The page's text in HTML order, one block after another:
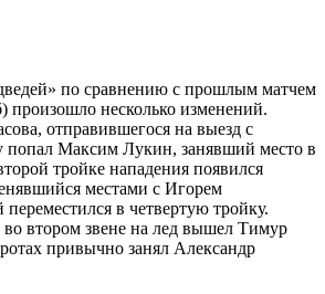
по сравнению с прошлым матчем
произошло несколько изменений.
отправившегося на выезд с
попал Максим Лукин, занявший место в
тройке нападения появился
местами с Игорем
в четвертую тройку.
втором звене на лед вышел Тимур
привычно занял Александр